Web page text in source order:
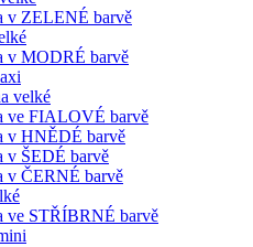
v ZELENÉ barvě
v MODRÉ barvě
velké
ve FIALOVÉ barvě
v HNĚDÉ barvě
v ŠEDÉ barvě
v ČERNÉ barvě
ve STŘÍBRNÉ barvě